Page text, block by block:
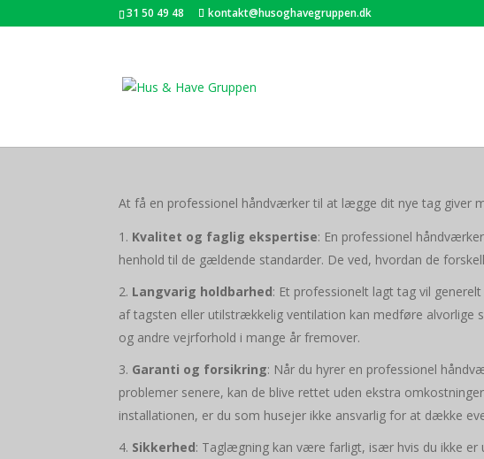
31 50 49 48 kontakt@husoghavegruppen.dk
At få en professionel håndværker til at lægge dit nye tag giver
Kvalitet og faglig ekspertise: En professionel
henhold til de gældende standarder. De ved, hvordan de
Langvarig holdbarhed: Et professionelt lagt tag vil
af tagsten eller utilstrækkelig ventilation kan medføre alvorlige
og andre vejrforhold i mange år fremover.
Garanti og forsikring: Når du hyrer en professionel
problemer senere, kan de blive rettet uden ekstra
installationen, er du som husejer ikke ansvarlig for at dække
Sikkerhed: Taglægning kan være farligt, især hvis du ikke